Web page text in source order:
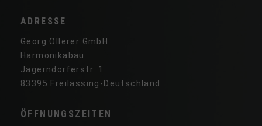
ADRESSE
Georg Öllerer GmbH
Harmonikabau
Jägerndorferstr. 1
83395 Freilassing-Deutschland
ÖFFNUNGSZEITEN